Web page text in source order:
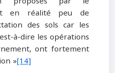
en réalité peu de
des sols car les
à-dire les opérations
ont fortement
»[14]